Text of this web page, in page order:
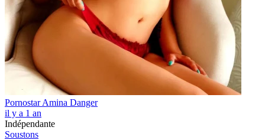
Pornostar Amina Danger
il y a 1 an
Indépendante
Soustons